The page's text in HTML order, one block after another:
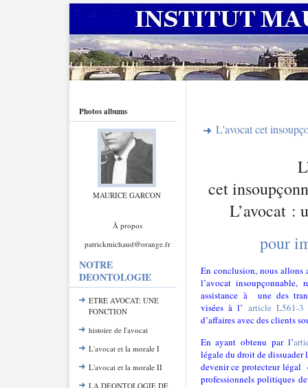
Photos albums
MAURICE GARCON
À propos
patrickmichaud@orange.fr
NOTRE
DEONTOLOGIE
ETRE AVOCAT: UNE
FONCTION
histoire de l'avocat
L'avocat et la morale I
L'avocat et la morale II
LA DEONTOLOGIE DE
L'avocat cet
cet
L’avocat :
pour
En conclusion, nous allons
l’avocat insoupçonnable,
assistance à une des
visées à l’ article L561-3
d’affaires avec des clients
En ayant obtenu par l’
légale du droit de dissuader
devenir ce protecteur légal
professionnels politiques